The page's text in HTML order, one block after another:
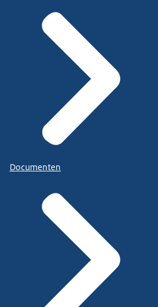
Documenten